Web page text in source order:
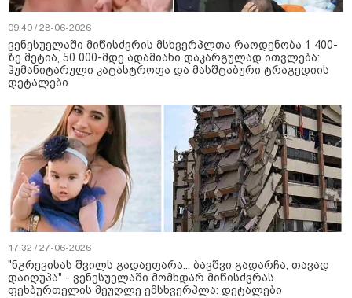
09:40 / 28-06-2026
ვენესუელაში მიწისძვრის მსხვერპლთა რაოდენობა 1 400-
ზე მეტია, 50 000-მდე ადამიანი დაკარგულად ითვლება:
ჰუმანიტარული კატასტროფა და მასშტაბური ტრაგედიის
დეტალები
17:32 / 27-06-2026
"ნგრევისას შვილს გადაეფარა... ბავშვი გადარჩა, თავად
დაიღუპა" - ვენესუელაში მომხდარ მიწისძვრას
ფეხბურთელის მეუღლე ემსხვერპლა: დეტალები